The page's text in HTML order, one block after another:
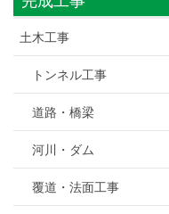
土木工事
トンネル工事
道路・橋梁
河川・ダム
覆道・法面工事